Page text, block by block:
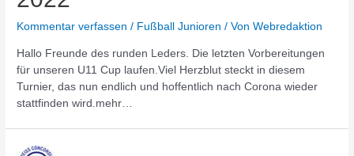
Kommentar verfassen / Fußball Junioren / VonWebredaktion
Hallo Freunde des runden Leders. Die letzten Vorbereitungen
für unseren U11 Cup laufen.Viel Herzblut steckt in diesem
Turnier, das nun endlich und hoffentlich nach Corona wieder
stattfinden wird.mehr…